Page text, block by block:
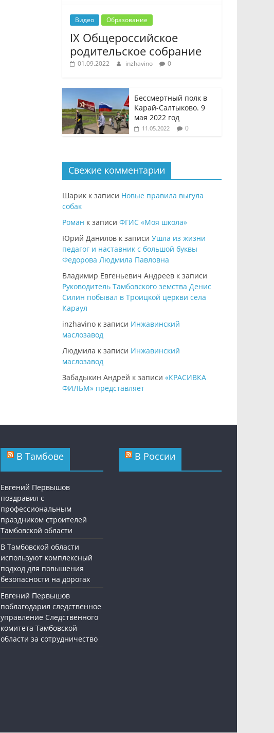
Видео Образование
IX Общероссийское
родительское собрание
01.09.2022 inzhavino 0
Бессмертный полк в
Карай-Салтыково. 9
мая 2022 год
11.05.2022 0
Свежие комментарии
Шарик к записи Новые правила выгула
собак
Роман к записи ФГИС «Моя школа»
Юрий Данилов к записи Ушла из жизни
педагог и наставник с большой буквы
Федорова Людмила Павловна
Владимир Евгеньевич Андреев к записи
Руководитель Тамбовского земства Денис
Силин побывал в Троицкой церкви села
Караул
inzhavino к записи Инжавинский
маслозавод
Людмила к записи Инжавинский
маслозавод
Забадыкин Андрей к записи «КРАСИВКА
ФИЛЬМ» представляет
В Тамбове
Евгений Первышов
поздравил с
профессиональным
праздником строителей
Тамбовской области
В Тамбовской области
используют комплексный
подход для повышения
безопасности на дорогах
Евгений Первышов
поблагодарил следственное
управление Следственного
комитета Тамбовской
области за сотрудничество
В России